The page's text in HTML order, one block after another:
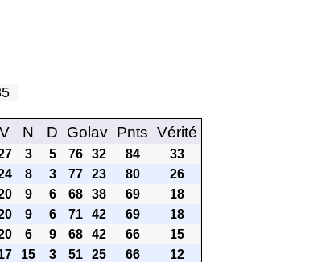
V N D Golav Pnts Vérité
3 5 76 32 84
33
8 3 77 23 80
26
9 6 68 38 69
18
9 6 71 42 69
18
6 9 68 42 66
15
15 3 51 25 66
12